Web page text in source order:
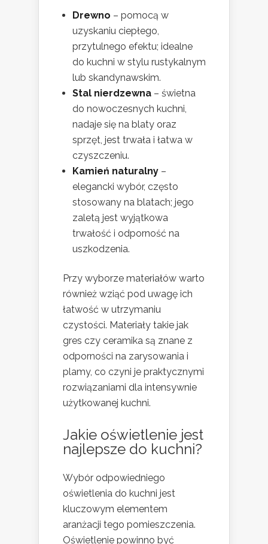
Drewno – pomocą w
uzyskaniu ciepłego,
przytulnego efektu; idealne
do kuchni w stylu rustykalnym
lub skandynawskim.
Stal nierdzewna – świetna
do nowoczesnych kuchni,
nadaje się na blaty oraz
sprzęt, jest trwała i łatwa w
czyszczeniu.
Kamień naturalny –
elegancki wybór, często
stosowany na blatach; jego
zaletą jest wyjątkowa
trwałość i odporność na
uszkodzenia.
Przy wyborze materiałów warto
również wziąć pod uwagę ich
łatwość w utrzymaniu
czystości. Materiały takie jak
gres czy ceramika są znane z
odporności na zarysowania i
plamy, co czyni je praktycznymi
rozwiązaniami dla intensywnie
użytkowanej kuchni.
Jakie oświetlenie jest
najlepsze do kuchni?
Wybór odpowiedniego
oświetlenia do kuchni jest
kluczowym elementem
aranżacji tego pomieszczenia.
Oświetlenie powinno być